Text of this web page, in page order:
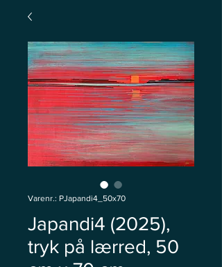
Varenr.: PJapandi4_50x70
Japandi4 (2025),
tryk på lærred, 50